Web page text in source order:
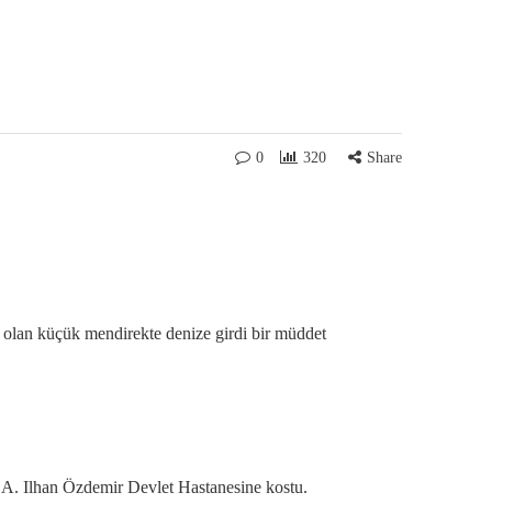
0 320 Share
küçük mendirekte denize girdi bir müddet
Ilhan Özdemir Devlet Hastanesine kostu.